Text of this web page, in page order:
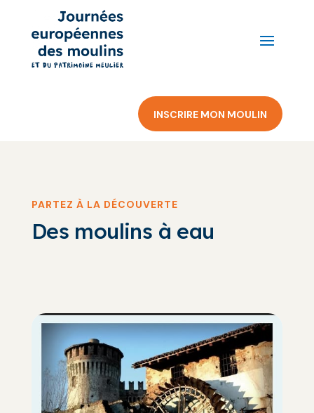
INSCRIRE MON MOULIN
PARTEZ À LA DÉCOUVERTE
Des moulins à eau